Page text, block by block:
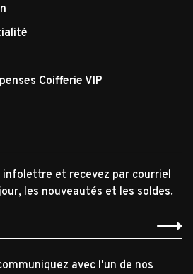
Coifferie VIP
infolettre et recevez par courriel
les nouveautés et les soldes.
avec l'un de nos